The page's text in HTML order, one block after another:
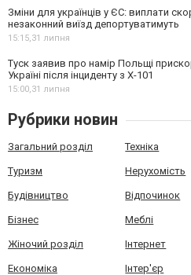
Зміни для українців у ЄС: виплати
незаконний виїзд депортуватимуть
15:15,31 липня
Туск заявив про намір Польщі
Україні після інциденту з Х-101
15:00,31 липня
Рубрики новин
Загальний розділ Техніка
Туризм Нерухомість
Будівництво Відпочинок
Бізнес Меблі
Жіночий розділ Інтернет
Економіка Інтер'єр